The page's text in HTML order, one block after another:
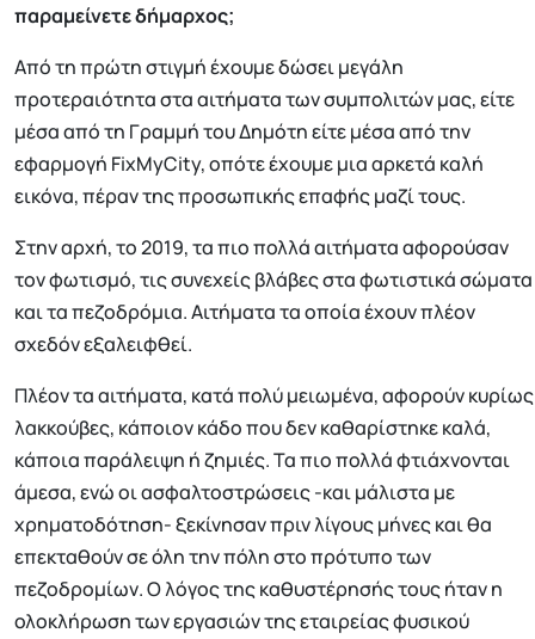
παραμείνετε δήμαρχος;
Από τη πρώτη στιγμή έχουμε δώσει μεγάλη
προτεραιότητα στα αιτήματα των συμπολιτών μας, είτε
μέσα από τη Γραμμή του Δημότη είτε μέσα από την
εφαρμογή FixMyCity, οπότε έχουμε μια αρκετά καλή
εικόνα, πέραν της προσωπικής επαφής μαζί τους.
Στην αρχή, το 2019, τα πιο πολλά αιτήματα αφορούσαν
τον φωτισμό, τις συνεχείς βλάβες στα φωτιστικά σώματα
και τα πεζοδρόμια. Αιτήματα τα οποία έχουν πλέον
σχεδόν εξαλειφθεί.
Πλέον τα αιτήματα, κατά πολύ μειωμένα, αφορούν κυρίως
λακκούβες, κάποιον κάδο που δεν καθαρίστηκε καλά,
κάποια παράλειψη ή ζημιές. Τα πιο πολλά φτιάχνονται
άμεσα, ενώ οι ασφαλτοστρώσεις -και μάλιστα με
χρηματοδότηση- ξεκίνησαν πριν λίγους μήνες και θα
επεκταθούν σε όλη την πόλη στο πρότυπο των
πεζοδρομίων. Ο λόγος της καθυστέρησής τους ήταν η
ολοκλήρωση των εργασιών της εταιρείας φυσικού